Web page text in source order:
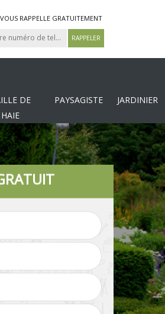
RAPPELLE GRATUITEMENT
DE
HAIE
PAYSAGISTE JARDINIER
de Pose de clôture